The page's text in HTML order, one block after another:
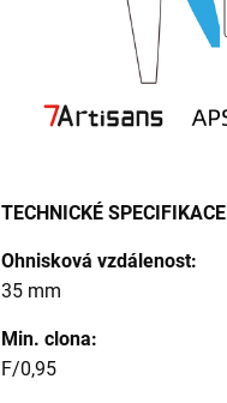
TECHNICKÉ SPECIFIKACE
Ohnisková vzdálenost:
35 mm
Min. clona:
F/0,95